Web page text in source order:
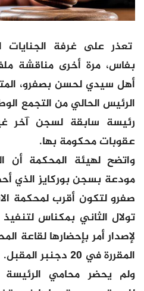
تعذر على غرفة الجنايات
بفاس، مرة أخرى مناقشة
الرئيس الحالي من التجمع
رئيسة سابقة لسجن آخر
عقوبات محكومة بها.
واتضح لهيئة المحكمة أن
مودعة بسجن بوركايز الذي
صفرو لتكون أقرب لمحكمة
تولال الثاني بمكناس
لإصدار أمر بإحضارها لقاعة
المقررة في 20 دجنبر المقبل.
ولم يحضر محامي الرئيسة